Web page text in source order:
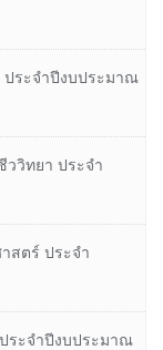
ประจําปีงบประมาณ
ววิทยา ประจํา
สตร์ ประจํา
ระจําปีงบประมาณ